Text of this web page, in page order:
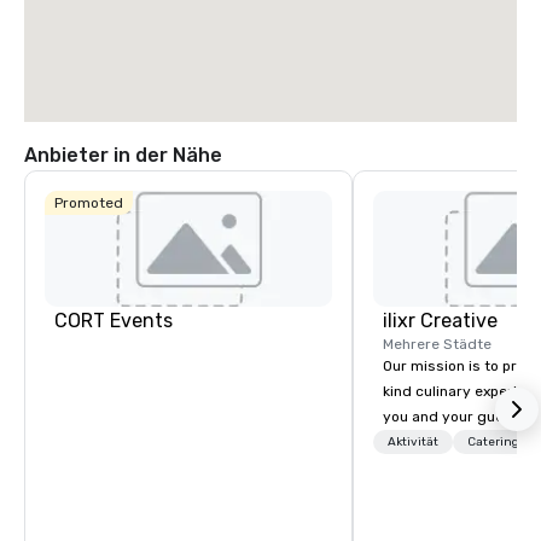
Anbieter in der Nähe
Promoted
CORT Events ilixr Creative
Mehrere Städte
Our mission is to
kind culinary
you and your guests
memories and
Aktivität Catering